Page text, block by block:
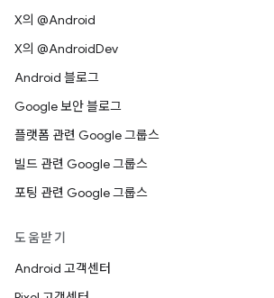
X의 @Android
X의 @AndroidDev
Android 블로그
Google 보안 블로그
플랫폼 관련 Google 그룹스
빌드 관련 Google 그룹스
포팅 관련 Google 그룹스
도움받기
Android 고객센터